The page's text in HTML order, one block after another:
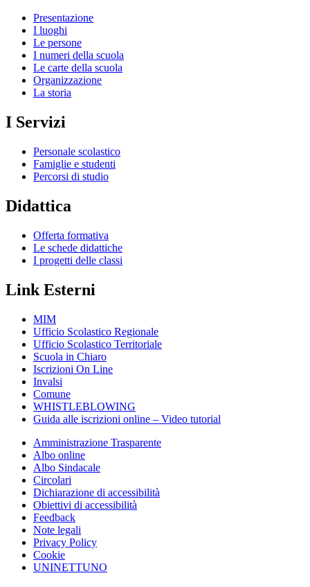
Presentazione
I luoghi
Le persone
I numeri della scuola
Le carte della scuola
Organizzazione
La storia
I Servizi
Personale scolastico
Famiglie e studenti
Percorsi di studio
Didattica
Offerta formativa
Le schede didattiche
I progetti delle classi
Link Esterni
MIM
Ufficio Scolastico Regionale
Ufficio Scolastico Territoriale
Scuola in Chiaro
Iscrizioni On Line
Invalsi
Comune
WHISTLEBLOWING
Guida alle iscrizioni online – Video tutorial
Amministrazione Trasparente
Albo online
Albo Sindacale
Circolari
Dichiarazione di accessibilità
Obiettivi di accessibilità
Feedback
Note legali
Privacy Policy
Cookie
UNINETTUNO